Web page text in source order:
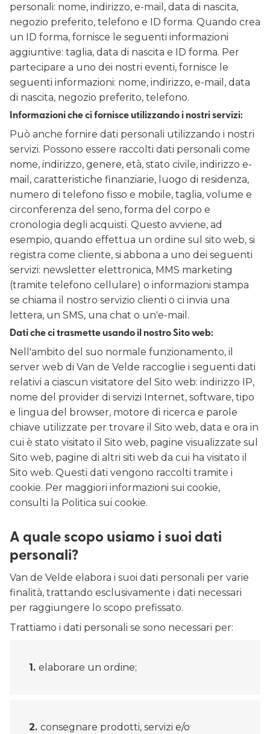
personali: nome, indirizzo, e-mail, data di nascita,
negozio preferito, telefono e ID forma. Quando crea
un ID forma, fornisce le seguenti informazioni
aggiuntive: taglia, data di nascita e ID forma. Per
partecipare a uno dei nostri eventi, fornisce le
seguenti informazioni: nome, indirizzo, e-mail, data
di nascita, negozio preferito, telefono.
Informazioni che ci fornisce utilizzando i nostri servizi:
Può anche fornire dati personali utilizzando i nostri
servizi. Possono essere raccolti dati personali come
nome, indirizzo, genere, età, stato civile, indirizzo e-
mail, caratteristiche finanziarie, luogo di residenza,
numero di telefono fisso e mobile, taglia, volume e
circonferenza del seno, forma del corpo e
cronologia degli acquisti. Questo avviene, ad
esempio, quando effettua un ordine sul sito web, si
registra come cliente, si abbona a uno dei seguenti
servizi: newsletter elettronica, MMS marketing
(tramite telefono cellulare) o informazioni stampa
se chiama il nostro servizio clienti o ci invia una
lettera, un SMS, una chat o un'e-mail.
Dati che ci trasmette usando il nostro Sito web:
Nell'ambito del suo normale funzionamento, il
server web di Van de Velde raccoglie i seguenti dati
relativi a ciascun visitatore del Sito web: indirizzo IP,
nome del provider di servizi Internet, software, tipo
e lingua del browser, motore di ricerca e parole
chiave utilizzate per trovare il Sito web, data e ora in
cui è stato visitato il Sito web, pagine visualizzate sul
Sito web, pagine di altri siti web da cui ha visitato il
Sito web. Questi dati vengono raccolti tramite i
cookie. Per maggiori informazioni sui cookie,
consulti la Politica sui cookie.
A quale scopo usiamo i suoi dati
personali?
Van de Velde elabora i suoi dati personali per varie
finalità, trattando esclusivamente i dati necessari
per raggiungere lo scopo prefissato.
Trattiamo i dati personali se sono necessari per:
elaborare un ordine;
consegnare prodotti, servizi e/o